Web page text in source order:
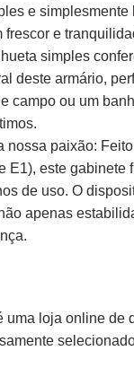
e simplesmente
frescor e
simples
deste armário,
campo ou um
nossa paixão:
E1), este gabinete
de uso. O
apenas
uma loja online de